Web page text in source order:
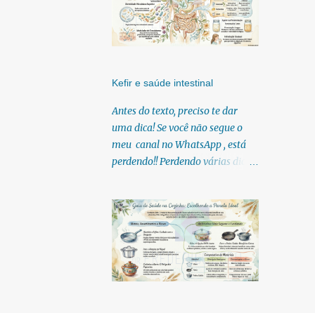
Kefir e saúde intestinal
Antes do texto, preciso te dar
uma dica! Se você não segue o
meu canal no WhatsApp , está
perdendo!! Perdendo várias dicas,
infográficos, o link para
download dos meus e-books.
Para acessar clique no link:
https://whatsapp.com/channel/0
029Vb6U4AqKgsNzkBhubA40